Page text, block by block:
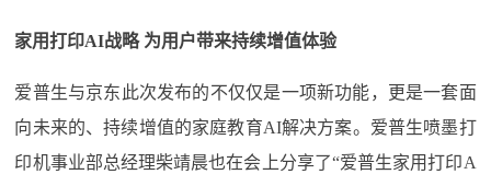
家用打印AI战略 为用户带来持续增值体验
爱普生与京东此次发布的不仅仅是一项新功能，更是一套面
向未来的、持续增值的家庭教育AI解决方案。爱普生喷墨打
印机事业部总经理柴靖晨也在会上分享了“爱普生家用打印A